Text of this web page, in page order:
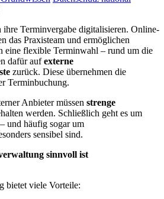
Terminvergabe digitalisieren. Online-
das Praxisteam und ermöglichen
eine flexible Terminwahl – rund um die
dafür aufexterne
zurück. Diese übernehmen die
Terminbuchung.
Anbieter müssen strenge
werden. Schließlich geht es um
und häufig sogar um
sensibel sind.
sinnvoll ist
bietet viele Vorteile: